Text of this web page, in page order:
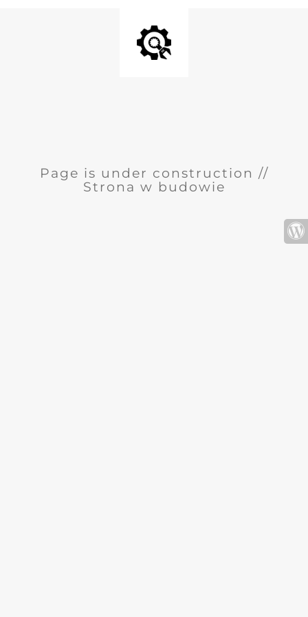
Page is under construction //
Strona w budowie